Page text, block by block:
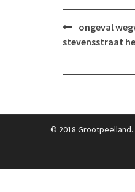
Post
navigation
ongeval
stevensstraat
© 2018